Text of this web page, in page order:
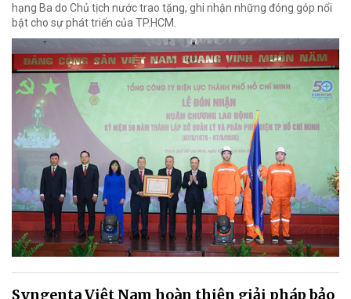
hạng Ba do Chủ tịch nước trao tặng, ghi nhận những đóng góp nổi
bật cho sự phát triển của TP.HCM.
Syngenta Việt Nam hoàn thiện giải pháp bảo